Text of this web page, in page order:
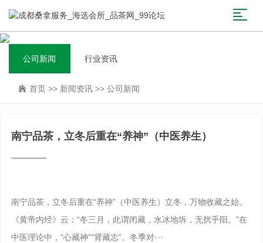
公司新闻 行业资讯
首页 >> 新闻资讯 >> 公司新闻
南宁品茶，立冬后重在“养神”（中医养生）
南宁品茶，立冬后重在“养神”（中医养生）立冬，万物收藏之始。
《黄帝内经》云：“冬三月，此谓闭藏，水冰地坼，无扰乎阳。”在
中医理论中，“心藏神”“肾藏志”。冬季对···